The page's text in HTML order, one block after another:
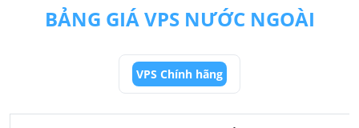
BẢNG GIÁ VPS NƯỚC NGOÀI
VPS Chính hãng